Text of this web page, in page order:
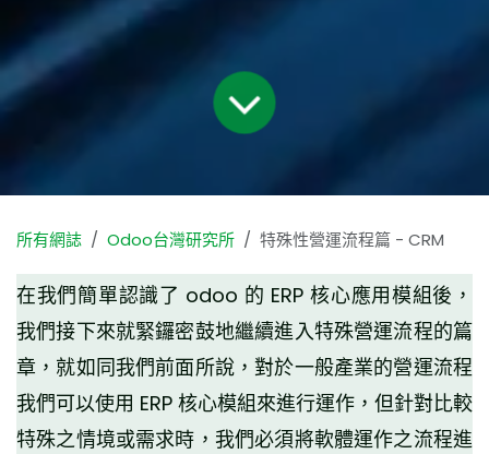
所有網誌 Odoo台灣研究所 特殊性營運流程篇 - CRM
在我們簡單認識了 odoo 的 ERP 核心應用模組後，
我們接下來就緊鑼密鼓地繼續進入特殊營運流程的篇
章，就如同我們前面所說，對於一般產業的營運流程
我們可以使用 ERP 核心模組來進行運作，但針對比較
特殊之情境或需求時，我們必須將軟體運作之流程進